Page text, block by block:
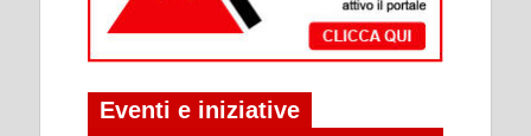
Eventi e iniziative